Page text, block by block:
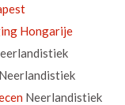
Hongarije
Neerlandistiek
Neerlandistiek